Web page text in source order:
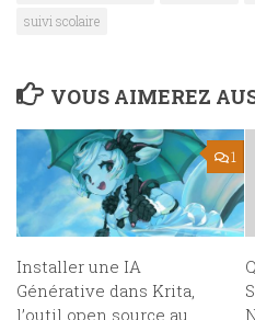
suivi scolaire
VOUS AIMEREZ
1
Installer une IA
Générative dans Krita,
l’outil open source au